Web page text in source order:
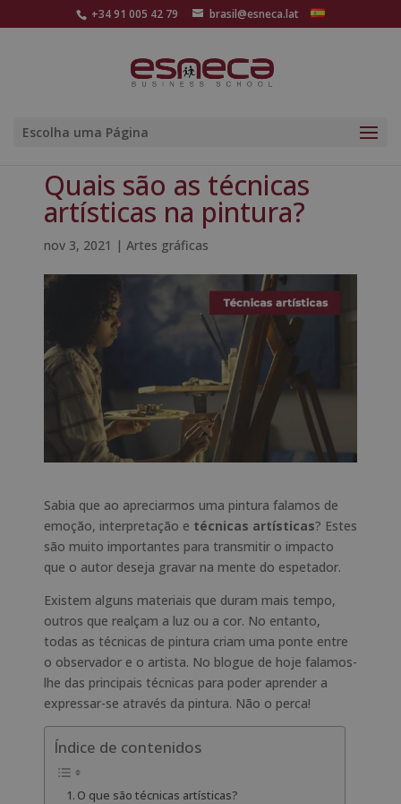
+34 91 005 42 79 brasil@esneca.lat
Escolha uma Página
Quais são as técnicas
artísticas na pintura?
nov 3, 2021 | Artes gráficas
Sabia que ao apreciarmos uma pintura falamos de
emoção, interpretação e técnicas artísticas? Estes
são muito importantes para transmitir o impacto
que o autor deseja gravar na mente do espetador.
Existem alguns materiais que duram mais tempo,
outros que realçam a luz ou a cor. No entanto,
todas as técnicas de pintura criam uma ponte entre
o observador e o artista. No blogue de hoje falamos-
lhe das principais técnicas para poder aprender a
expressar-se através da pintura. Não o perca!
Índice de contenidos
O que são técnicas artísticas?